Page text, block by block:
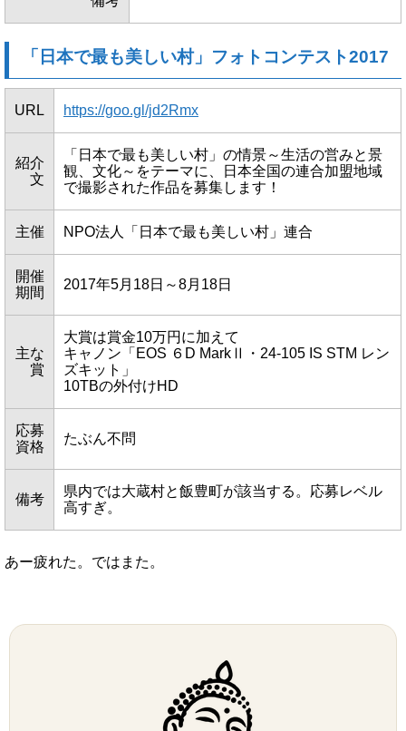
「日本で最も美しい村」フォトコンテスト2017
URL https://goo.gl/jd2Rmx
紹介
文
「日本で最も美しい村」の情景～生活の営みと景
観、文化～をテーマに、日本全国の連合加盟地域
で撮影された作品を募集します！
主催 NPO法人「日本で最も美しい村」連合
開催
期間
2017年5月18日～8月18日
主な
賞
大賞は賞金10万円に加えて
キャノン「EOS ６D MarkⅡ・24-105 IS STM レン
ズキット」
10TBの外付けHD
応募
資格
たぶん不問
備考
県内では大蔵村と飯豊町が該当する。応募レベル
高すぎ。
あー疲れた。ではまた。